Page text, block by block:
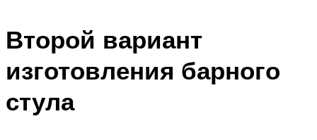
Второй вариант
изготовления барного
стула